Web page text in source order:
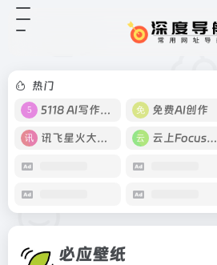
热门
5118 AI写作工具
免费AI创作
讯飞星火大模型 云上Focus接码
必应壁纸